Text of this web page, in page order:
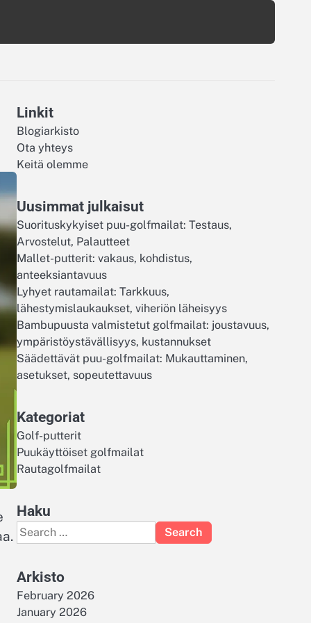
Linkit
Blogiarkisto
Ota yhteys
Keitä olemme
Uusimmat julkaisut
Suorituskykyiset puu-golfmailat: Testaus,
Arvostelut, Palautteet
Mallet-putterit: vakaus, kohdistus,
anteeksiantavuus
Lyhyet rautamailat: Tarkkuus,
lähestymislaukaukset, viheriön läheisyys
Bambupuusta valmistetut golfmailat: joustavuus,
ympäristöystävällisyys, kustannukset
Säädettävät puu-golfmailat: Mukauttaminen,
asetukset, sopeutettavuus
Kategoriat
Golf-putterit
Puukäyttöiset golfmailat
Rautagolfmailat
Haku
Search
for:
Arkisto
February 2026
January 2026